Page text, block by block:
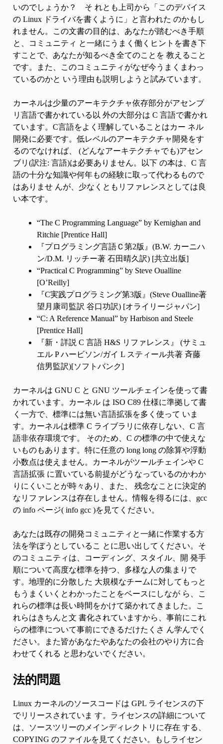
いのでしょうか？ そ れとも上司から「このデバイス
の Linux ドライバを書くように」と言われた のかもし
れません。この文書の目的は、あなたが踏むべき手順
と、コミュニティ と一緒にうまく働くヒントを書き下
すことで、あなたが知るべき全てのことを 教えること
です。また、このコミュニティがなぜ今うまくまわっ
ているのかと いう理由も説明しようと試みています。
カーネルは少量のアーキテクチャ依存部分がアセンブ
リ言語で書かれている以 外の大部分は C 言語で書かれ
ています。C言語をよく理解していることはカー ネル
開発に必要です。低レベルのアーキテクチャ開発をす
るのでなければ、 (どんなアーキテクチャでも)アセン
ブリ(訳注: 言語)は必要ありません。以下 の本は、C 言
語の十分な知識や何年もの経験に取って代わるもので
はありませ んが、少なくともリファレンスとしては良
い本です。
“The C Programming Language” by Kernighan and
Ritchie [Prentice Hall]
『プログラミング言語Ｃ第2版』(B.W. カーニハ
ン/D.M. リッチー著 石田晴久訳) [共立出版]
“Practical C Programming” by Steve Oualline
[O’Reilly]
『C実践プログラミング第3版』(Steve Oualline著
望月康司監訳 谷口功訳) [オライリージャパン]
“C: A Reference Manual” by Harbison and Steele
[Prentice Hall]
『新・詳説 C 言語 H&S リファレンス』 (サミュ
エル P ハービソン/ガイ L スティール共著 斉藤
信男監訳)[ソフトバンク]
カーネルは GNU C と GNU ツールチェインを使って書
かれています。カーネル は ISO C89 仕様に準拠して書
く一方で、標準には無い言語拡張を多く使って いま
す。カーネルは標準 C ライブラリに依存しない、C 言
語非依存環境です。 そのため、C の標準の中で使えな
いものもあります。特に任意の long long の除算や浮動
小数点は使えません。カーネルがツールチェインや C
言語拡張 に置いている前提がどうなっているのかわか
りにくいことが時々あり、また、 残念なことに決定的
なリファレンスは存在しません。情報を得るには、gcc
の info ページ( info gcc )を見てください。
あなたは既存の開発コミュニティと一緒に作業する方
法を学ぼうとしているこ とに思い出してください。そ
のコミュニティは、コーディング、スタイル、開 発手
順について高度な標準を持つ、多様な人の集まりで
す。地理的に分散した 大規模なチームに対してもっと
もうまくいくとわかったことをベースにしなが ら、こ
れらの標準は長い時間をかけて築かれてきました。こ
れらはきちんと文 書化されていますから、事前にこれ
らの標準について事前にできるだけたくさ ん学んでく
ださい。また皆があなたやあなたの会社のやり方に合
わせてくれる と思わないでください。
法的問題
Linux カーネルのソースコードは GPL ライセンスの下
でリリースされていま す。ライセンスの詳細について
は、ソースツリーのメインディレクトリに存在 する、
COPYING のファイルを見てください。もしライセン